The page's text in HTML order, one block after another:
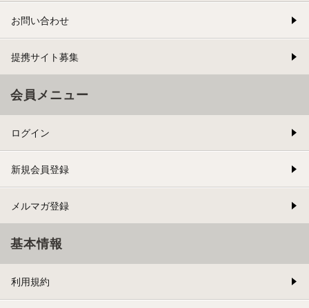
お問い合わせ
提携サイト募集
会員メニュー
ログイン
新規会員登録
メルマガ登録
基本情報
利用規約